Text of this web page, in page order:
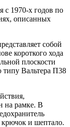
с 1970-х годов по
описанных
собой
короткого хода
плоскости
Вальтера П38
на рамке. В
крючок и шептало.